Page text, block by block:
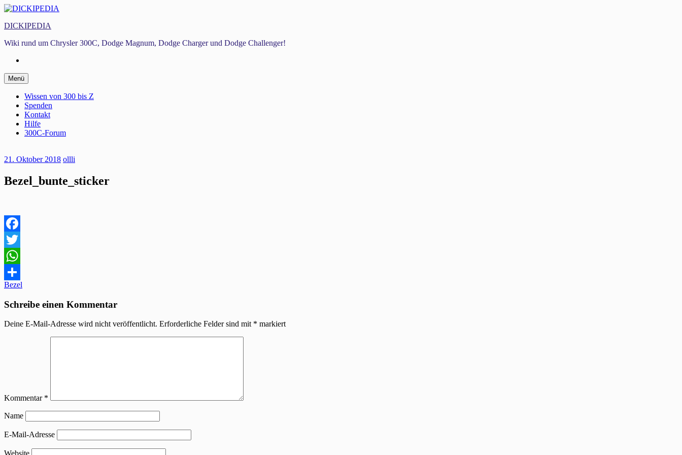
Zum
springen
DICKIPEDIA
Wiki rund um Chrysler 300C, Dodge Magnum, Dodge Charger und Dodge Challenger!
Menü Zum
Inhalt
springen
Wissen von 300 bis Z
Spenden
Kontakt
Hilfe
300C-Forum
21. Oktober 2018 ollli
Bezel_bunte_sticker
Facebook
Twitter
WhatsApp
Teilen
Beitragsnavigation
Bezel
Schreibe einen Kommentar
Deine E-Mail-Adresse wird nicht veröffentlicht. Erforderliche Felder sind mit * markiert
Kommentar *
Name
E-Mail-Adresse